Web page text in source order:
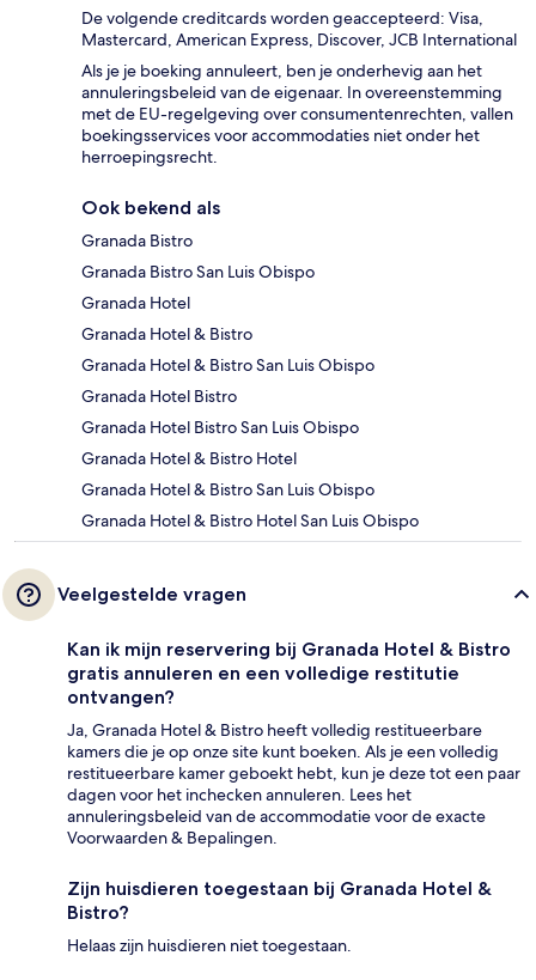
De volgende creditcards worden geaccepteerd: Visa,
Mastercard, American Express, Discover, JCB International
Als je je boeking annuleert, ben je onderhevig aan het
annuleringsbeleid van de eigenaar. In overeenstemming
met de EU-regelgeving over consumentenrechten, vallen
boekingsservices voor accommodaties niet onder het
herroepingsrecht.
Ook bekend als
Granada Bistro
Granada Bistro San Luis Obispo
Granada Hotel
Granada Hotel & Bistro
Granada Hotel & Bistro San Luis Obispo
Granada Hotel Bistro
Granada Hotel Bistro San Luis Obispo
Granada Hotel & Bistro Hotel
Granada Hotel & Bistro San Luis Obispo
Granada Hotel & Bistro Hotel San Luis Obispo
Veelgestelde vragen
Kan ik mijn reservering bij Granada Hotel & Bistro
gratis annuleren en een volledige restitutie
ontvangen?
Ja, Granada Hotel & Bistro heeft volledig restitueerbare
kamers die je op onze site kunt boeken. Als je een volledig
restitueerbare kamer geboekt hebt, kun je deze tot een paar
dagen voor het inchecken annuleren. Lees het
annuleringsbeleid van de accommodatie voor de exacte
Voorwaarden & Bepalingen.
Zijn huisdieren toegestaan bij Granada Hotel &
Bistro?
Helaas zijn huisdieren niet toegestaan.